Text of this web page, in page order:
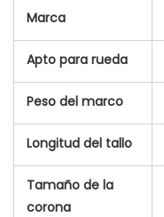
Marca
Apto para rueda
Peso del marco
Longitud del tallo
Tamaño de la
corona